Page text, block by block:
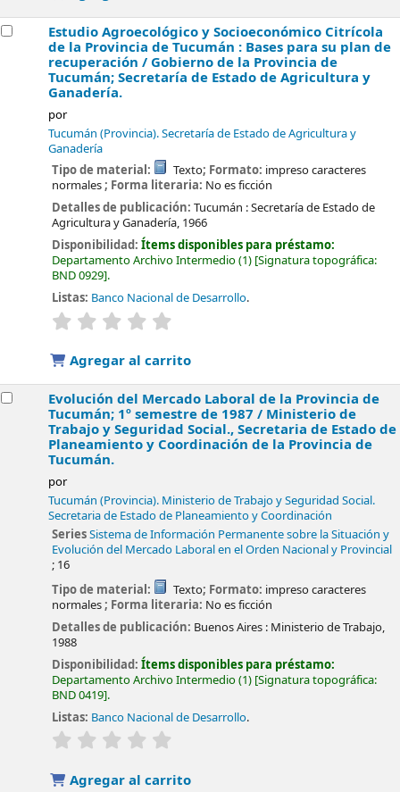
Estudio Agroecológico y Socioeconómico Citrícola
de la Provincia de Tucumán : Bases para su plan de
recuperación / Gobierno de la Provincia de
Tucumán; Secretaría de Estado de Agricultura y
Ganadería.
por
Tucumán (Provincia). Secretaría de Estado de Agricultura y
Ganadería
Tipo de material: Texto; Formato: impreso caracteres
normales; Forma literaria: No es ficción
Detalles de publicación:Tucumán :Secretaría de Estado de
Agricultura y Ganadería, 1966
Disponibilidad:Ítems disponibles para préstamo:
Departamento Archivo Intermedio(1) Signatura topográfica:
BND 0929 .
Listas: Banco Nacional de Desarrollo.
valoración
Agregar al carrito
Evolución del Mercado Laboral de la Provincia de
Tucumán; 1º semestre de 1987 / Ministerio de
Trabajo y Seguridad Social., Secretaria de Estado de
Planeamiento y Coordinación de la Provincia de
Tucumán.
por
Tucumán (Provincia). Ministerio de Trabajo y Seguridad Social.
Secretaria de Estado de Planeamiento y Coordinación
SeriesSistema de Información Permanente sobre la Situación y
Evolución del Mercado Laboral en el Orden Nacional y Provincial
; 16
Tipo de material:
Texto; Formato: impreso caracteres
normales; Forma literaria: No es ficción
Detalles de publicación: Buenos Aires : Ministerio de Trabajo,
1988
Disponibilidad:Ítems disponibles para préstamo:
Departamento Archivo Intermedio(1) Signatura topográfica:
BND 0419 .
Listas: Banco Nacional de Desarrollo.
valoración
Agregar al carrito